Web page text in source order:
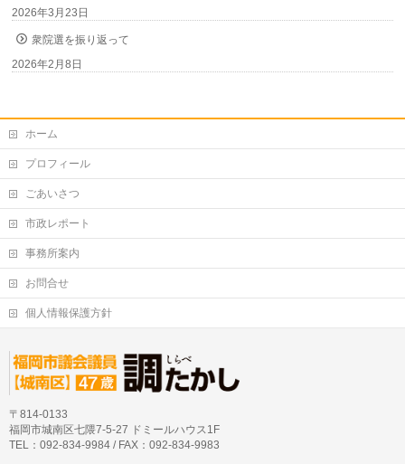
2026年3月23日
衆院選を振り返って
2026年2月8日
ホーム
プロフィール
ごあいさつ
市政レポート
事務所案内
お問合せ
個人情報保護方針
〒814-0133
福岡市城南区七隈7-5-27 ドミールハウス1F
TEL：092-834-9984 / FAX：092-834-9983